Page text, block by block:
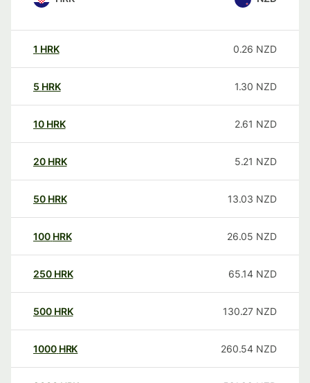
1 HRK 0.26 NZD
5 HRK 1.30 NZD
10 HRK 2.61 NZD
20 HRK 5.21 NZD
50 HRK 13.03 NZD
100 HRK 26.05 NZD
250 HRK 65.14 NZD
500 HRK 130.27 NZD
1000 HRK 260.54 NZD